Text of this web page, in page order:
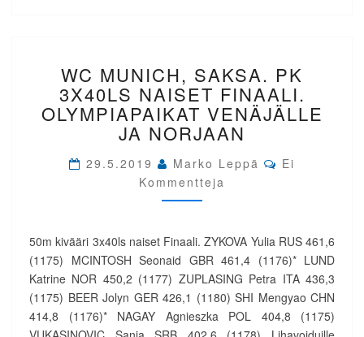
MUNICH,
SAKSA.
PK
3X40LS
NAISET
OLYMPIAPAIKAT
VENÄJÄLLE
JA
WC MUNICH, SAKSA. PK
3X40LS NAISET FINAALI.
OLYMPIAPAIKAT VENÄJÄLLE
JA NORJAAN
29.5.2019 Marko Leppä Comments
Ei
Kommentteja
50m kivääri 3x40ls naiset Finaali. ZYKOVA Yulia RUS 461,6
(1175) MCINTOSH Seonaid GBR 461,4 (1176)* LUND
Katrine NOR 450,2 (1177) ZUPLASING Petra ITA 436,3
(1175) BEER Jolyn GER 426,1 (1180) SHI Mengyao CHN
414,8 (1176)* NAGAY Agnieszka POL 404,8 (1175)